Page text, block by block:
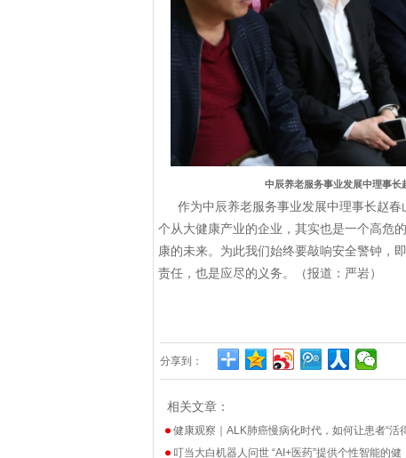
中辰养老服务事业发展中理事长
作为中辰养老服务事业发展中理事长赵
个从大健康产业的企业，其实也是一个高危
康的未来。为此我们始终要敲响安全警钟，
责任，也是应尽的义务。（报道：严岩）
分享到：
相关文章：
健康观察｜ALK肺癌慢病化时代，如何让患者“活
叮当大白机器人问世 “AI+医药”提供个性智能的健